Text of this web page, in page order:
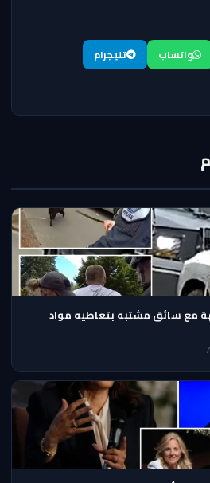
واتساب
تليجرام
مع سائق مشتبه بتعاطيه مواد